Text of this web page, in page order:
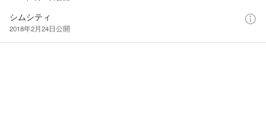
シムシティ
2018年2月24日公開